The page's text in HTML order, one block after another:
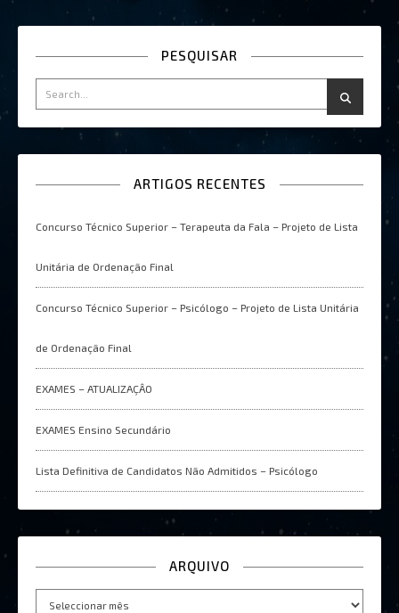
PESQUISAR
ARTIGOS RECENTES
Concurso Técnico Superior – Terapeuta da Fala – Projeto de Lista
Unitária de Ordenação Final
Concurso Técnico Superior – Psicólogo – Projeto de Lista Unitária
de Ordenação Final
EXAMES – ATUALIZAÇÂO
EXAMES Ensino Secundário
Lista Definitiva de Candidatos Não Admitidos – Psicólogo
ARQUIVO
Arquivo